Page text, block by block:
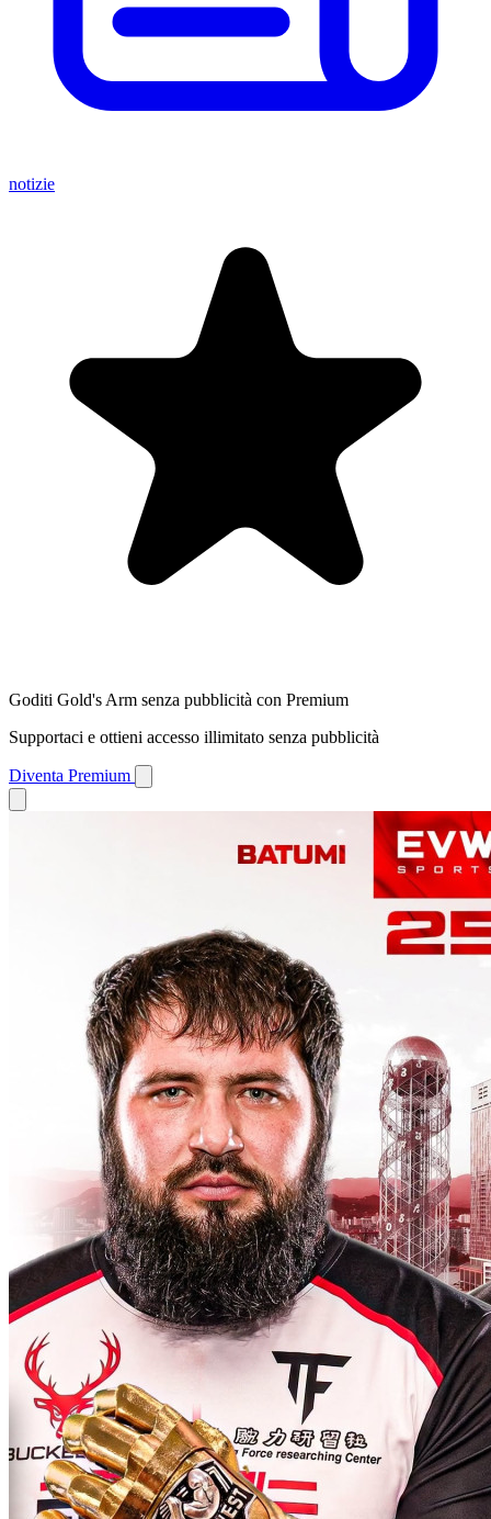
notizie
Goditi Gold's Arm senza pubblicità con Premium
Supportaci e ottieni accesso illimitato senza pubblicità
Diventa Premium